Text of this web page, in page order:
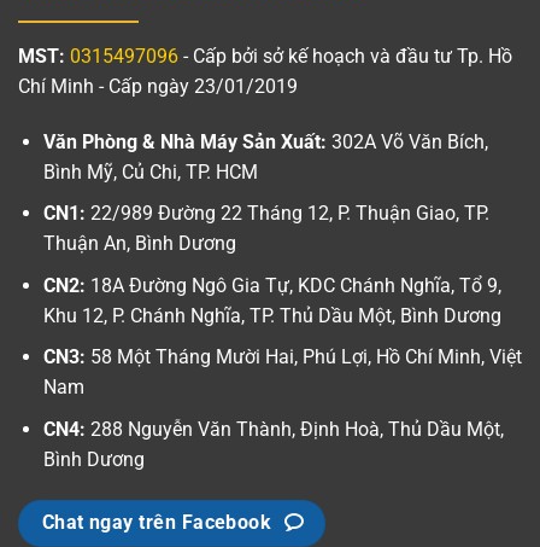
MST: 0315497096 - Cấp bởi sở kế hoạch và đầu tư Tp. Hồ
Chí Minh - Cấp ngày 23/01/2019
Văn Phòng & Nhà Máy Sản Xuất: 302A Võ Văn Bích,
Bình Mỹ, Củ Chi, TP. HCM
CN1: 22/989 Đường 22 Tháng 12, P. Thuận Giao, TP.
Thuận An, Bình Dương
CN2: 18A Đường Ngô Gia Tự, KDC Chánh Nghĩa, Tổ 9,
Khu 12, P. Chánh Nghĩa, TP. Thủ Dầu Một, Bình Dương
CN3: 58 Một Tháng Mười Hai, Phú Lợi, Hồ Chí Minh, Việt
Nam
CN4: 288 Nguyễn Văn Thành, Định Hoà, Thủ Dầu Một,
Bình Dương
Chat ngay trên Facebook